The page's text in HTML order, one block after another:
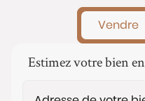
Vendre
Estimez votre bien